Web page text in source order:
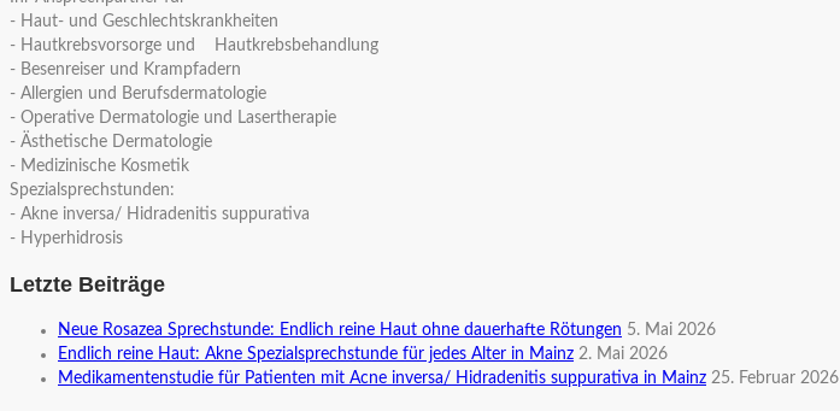
- Haut- und Geschlechtskrankheiten
- Hautkrebsvorsorge und Hautkrebsbehandlung
- Besenreiser und Krampfadern
- Allergien und Berufsdermatologie
- Operative Dermatologie und Lasertherapie
- Ästhetische Dermatologie
- Medizinische Kosmetik
Spezialsprechstunden:
- Akne inversa/ Hidradenitis suppurativa
- Hyperhidrosis
Letzte Beiträge
Neue Rosazea Sprechstunde: Endlich reine Haut ohne dauerhafte Rötungen 5. Mai 2026
Endlich reine Haut: Akne Spezialsprechstunde für jedes Alter in Mainz 2. Mai 2026
Medikamentenstudie für Patienten mit Acne inversa/ Hidradenitis suppurativa in Mainz 25. Februar 2026